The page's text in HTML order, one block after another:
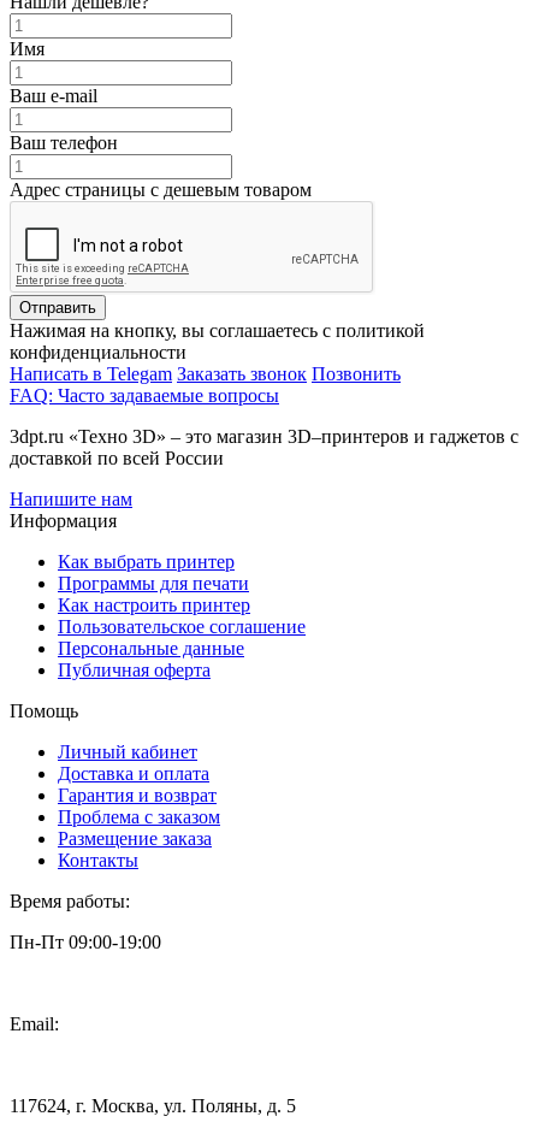
Имя
Ваш e-mail
Ваш телефон
Адрес страницы с дешевым товаром
Отправить
Нажимая на кнопку, вы соглашаетесь с политикой
конфиденциальности
Написать в Telegam Заказать звонок Позвонить
FAQ: Часто задаваемые вопросы
3dpt.ru «Техно 3D» – это магазин 3D–принтеров и гаджетов с
доставкой по всей России
Напишите нам
Информация
Как выбрать принтер
Программы для печати
Как настроить принтер
Пользовательское соглашение
Персональные данные
Публичная оферта
Помощь
Личный кабинет
Доставка и оплата
Гарантия и возврат
Проблема с заказом
Размещение заказа
Контакты
Время работы:
Пн-Пт 09:00-19:00
Email:
117624, г. Москва, ул. Поляны, д. 5